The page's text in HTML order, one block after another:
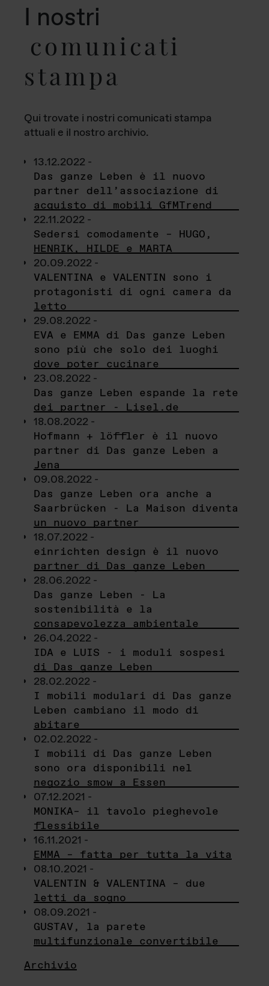
I nostri
comunicati
stampa
Qui trovate i nostri comunicati stampa
attuali e il nostro archivio.
13.12.2022 -
Das ganze Leben è il nuovo
partner dell’associazione di
acquisto di mobili GfMTrend
22.11.2022 -
Sedersi comodamente – HUGO,
HENRIK, HILDE e MARTA
20.09.2022 -
VALENTINA e VALENTIN sono i
protagonisti di ogni camera da
letto
29.08.2022 -
EVA e EMMA di Das ganze Leben
sono più che solo dei luoghi
dove poter cucinare
23.08.2022 -
Das ganze Leben espande la rete
dei partner - Lisel.de
18.08.2022 -
Hofmann + löffler è il nuovo
partner di Das ganze Leben a
Jena
09.08.2022 -
Das ganze Leben ora anche a
Saarbrücken - La Maison diventa
un nuovo partner
18.07.2022 -
einrichten design è il nuovo
partner di Das ganze Leben
28.06.2022 -
Das ganze Leben - La
sostenibilità e la
consapevolezza ambientale
26.04.2022 -
IDA e LUIS - i moduli sospesi
di Das ganze Leben
28.02.2022 -
I mobili modulari di Das ganze
Leben cambiano il modo di
abitare
02.02.2022 -
I mobili di Das ganze Leben
sono ora disponibili nel
negozio smow a Essen
07.12.2021 -
MONIKA– il tavolo pieghevole
flessibile
16.11.2021 -
EMMA – fatta per tutta la vita
08.10.2021 -
VALENTIN & VALENTINA – due
letti da sogno
08.09.2021 -
GUSTAV, la parete
multifunzionale convertibile
Archivio